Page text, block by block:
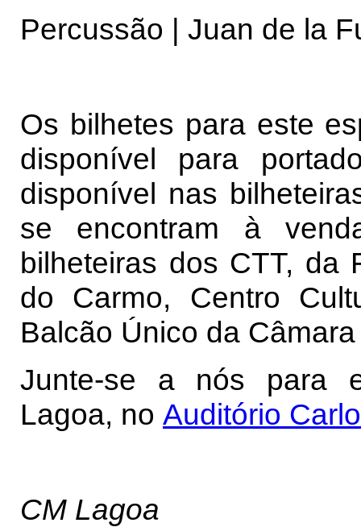
Percussão | Juan de la
Os bilhetes para este
disponível para
disponível nas
se encontram à
bilheteiras dos CTT, da
do Carmo, Centro
Balcão Único da
Junte-se a nós para
Lagoa, no Auditório
CM Lagoa